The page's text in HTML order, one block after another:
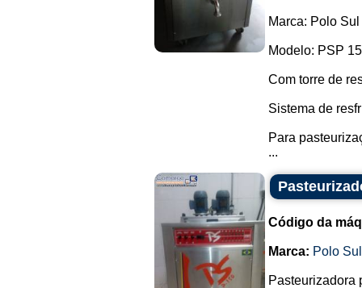
Marca: Polo
Modelo: PSP
Com torre de
Sistema de
Para
...
Código da
Marca: Polo
Pasteurizadora